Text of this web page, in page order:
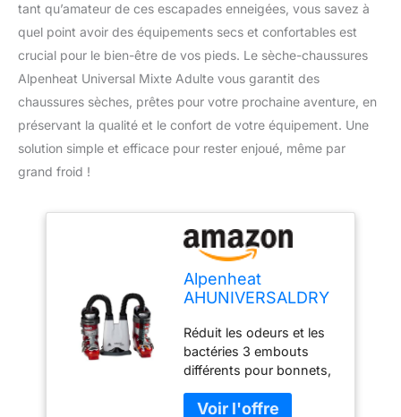
tant qu’amateur de ces escapades enneigées, vous savez à
quel point avoir des équipements secs et confortables est
crucial pour le bien-être de vos pieds. Le sèche-chaussures
Alpenheat Universal Mixte Adulte vous garantit des
chaussures sèches, prêtes pour votre prochaine aventure, en
préservant la qualité et le confort de votre équipement. Une
solution simple et efficace pour rester enjoué, même par
grand froid !
Alpenheat
AHUNIVERSALDRY
Blanc
Réduit les odeurs et les
bactéries 3 embouts
différents pour bonnets,
Modularité : Chaussure 1